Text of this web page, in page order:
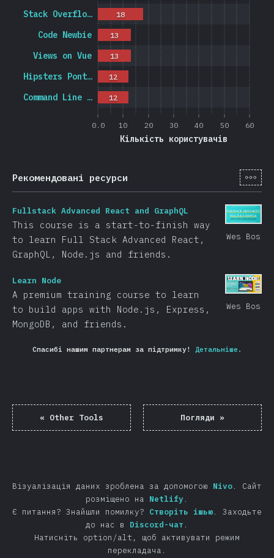
0.0 10 20 30 40 50 60
Кількість користувачів
Command Line …
Hipsters Pont…
Views on Vue
Code Newbie
Stack Overflo…
12
12
13
13
18
Рекомендовані ресурси [ua-
Wes Bos
Fullstack Advanced React and GraphQL
This course is a start-to-finish way
to learn Full Stack Advanced React,
GraphQL, Node.js and friends.
Wes Bos
Learn Node
A premium training course to learn
to build apps with Node.js, Express,
MongoDB, and friends.
Спасибі нашим партнерам за підтримку! Детальніше.
« Other Tools Погляди »
Візуалізація даних зроблена за допомогою Nivo.
Сайт
розміщено на Netlify.
Є питання? Знайшли помилку? Створіть ішью.
Заходьте
до нас в Discord-чат .
Натисніть option/alt, щоб активувати режим
перекладача.